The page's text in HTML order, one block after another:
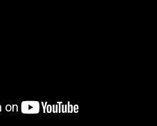
di Puglia, di fede e di